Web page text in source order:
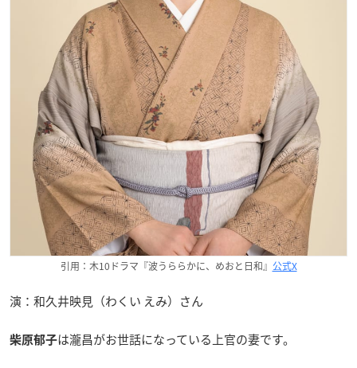
引用：木10ドラマ『波うららかに、めおと日和』 公式X
演：和久井映見（わくい えみ）さん
柴原郁子は瀧昌がお世話になっている上官の妻です。